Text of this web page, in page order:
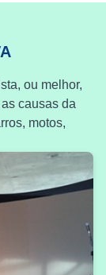
ou melhor,
causas da
motos,